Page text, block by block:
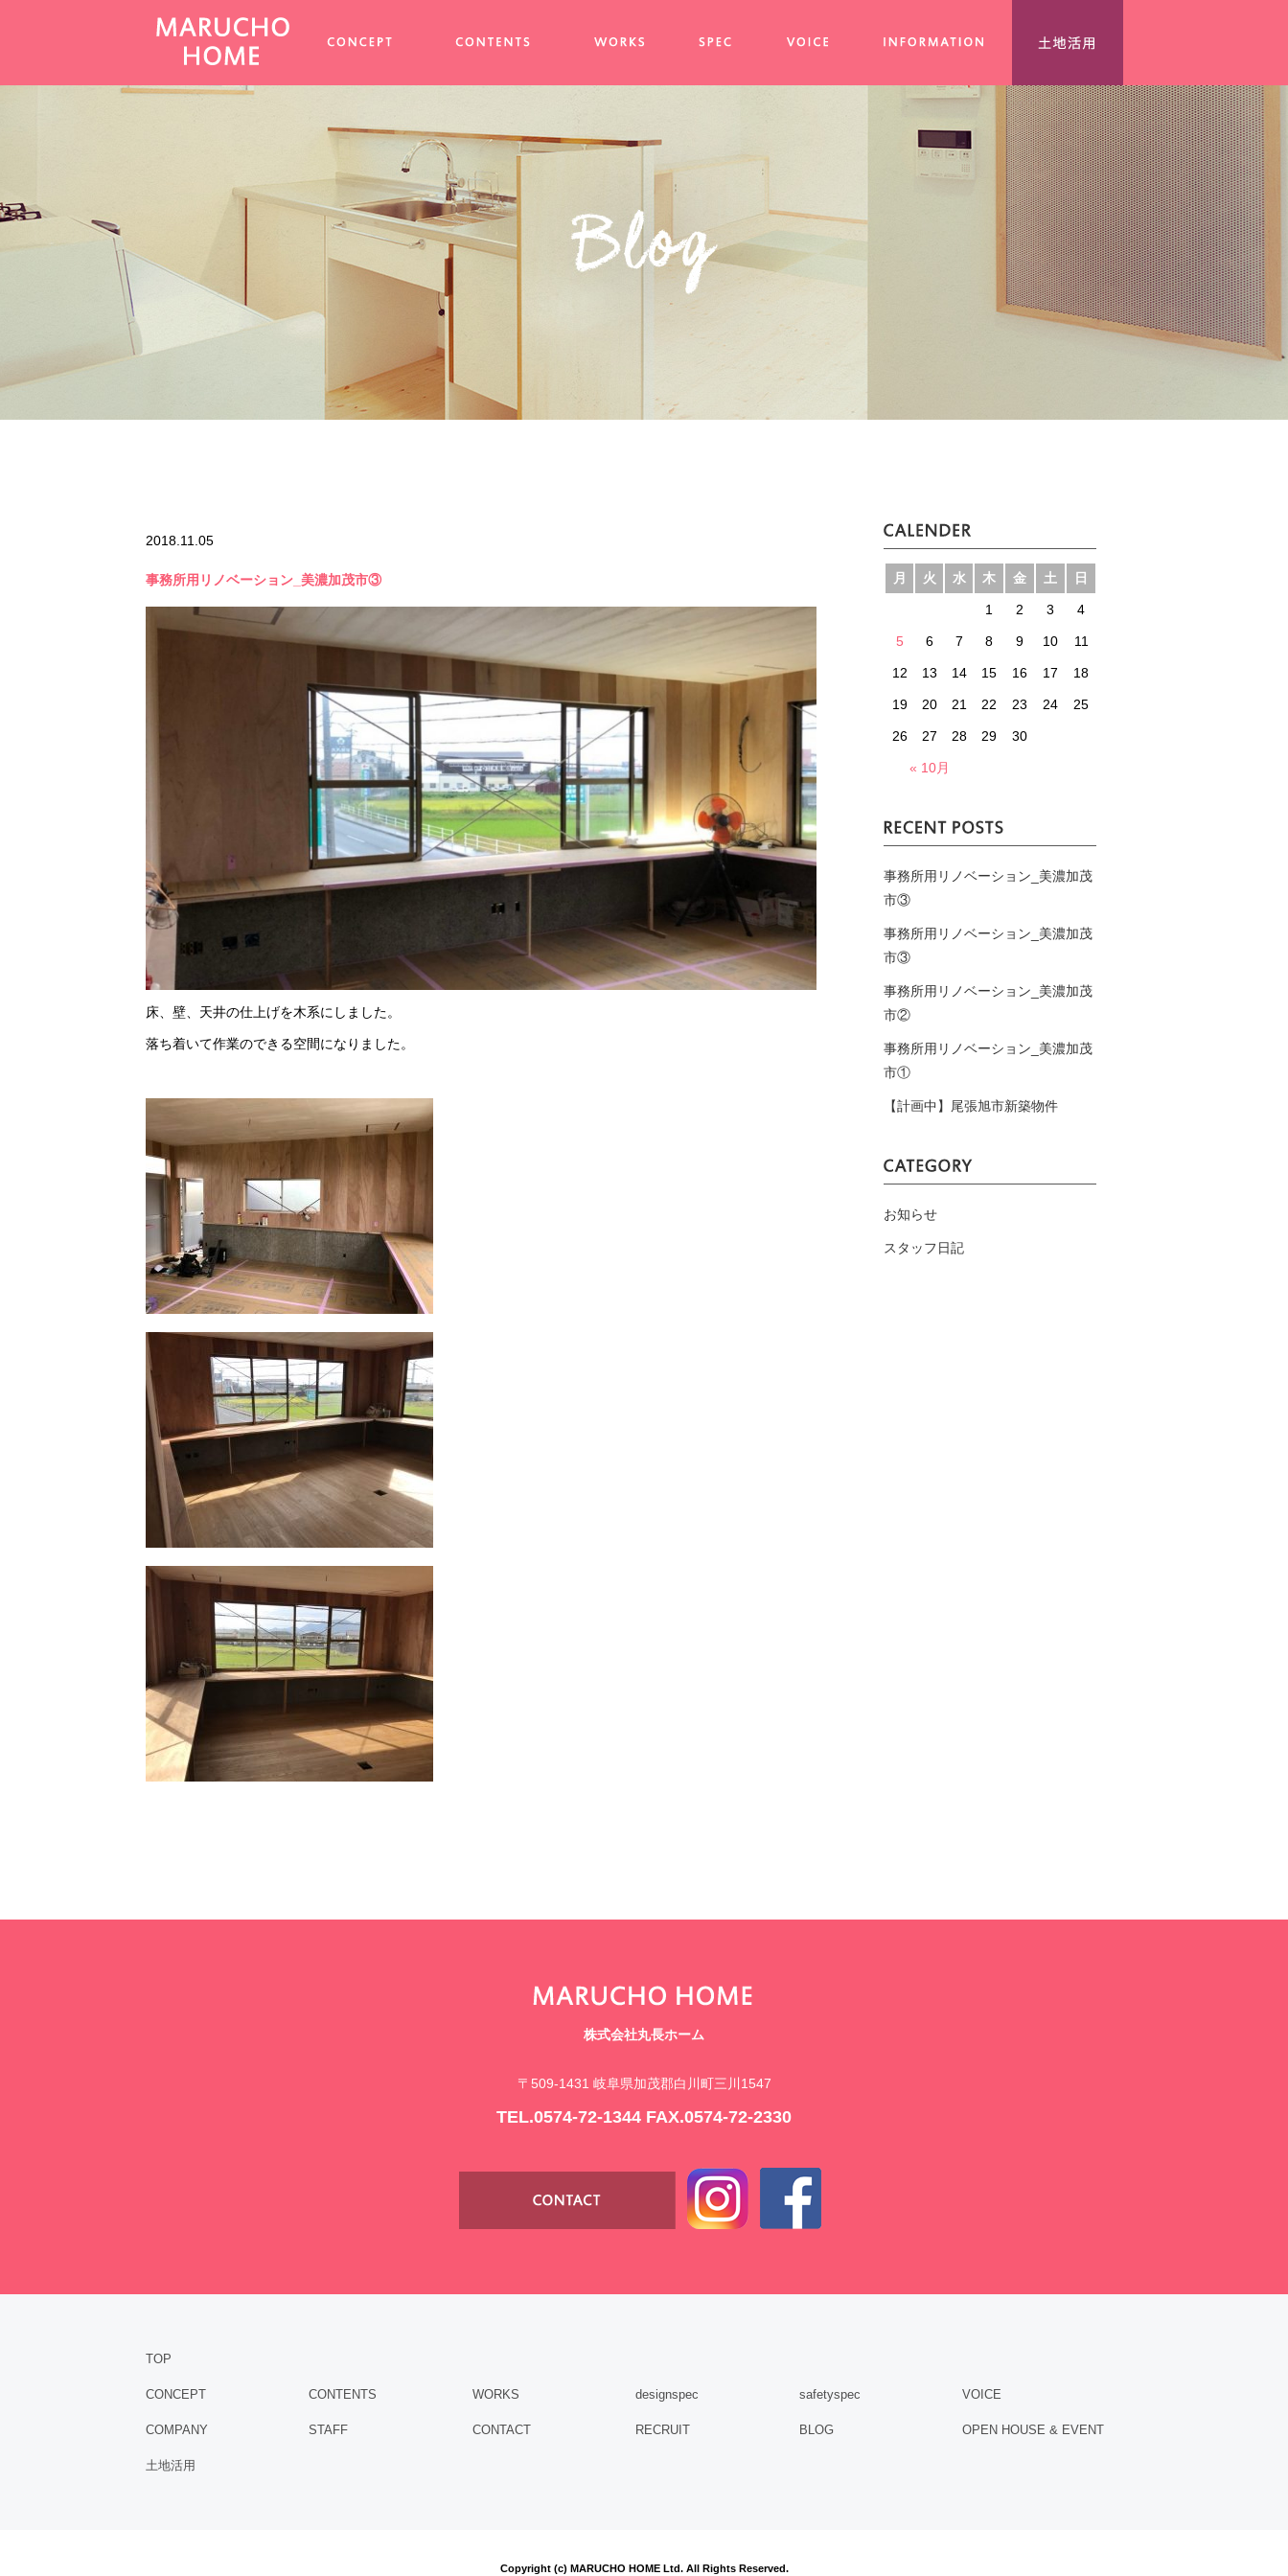
2018.11.05
事務所用リノベーション_美濃加茂市③
床、壁、天井の仕上げを木系にしました。
落ち着いて作業のできる空間になりました。
月 火 水 木 金 土 日
« 10月
1 2 3 4
5 6 7 8 9 10 11
12 13 14 15 16 17 18
19 20 21 22 23 24 25
26 27 28 29 30
事務所用リノベーション_美濃加茂
市③
事務所用リノベーション_美濃加茂
市③
事務所用リノベーション_美濃加茂
市②
事務所用リノベーション_美濃加茂
市①
【計画中】尾張旭市新築物件
お知らせ
スタッフ日記
株式会社丸長ホーム
〒509-1431 岐阜県加茂郡白川町三川1547
TEL.0574-72-1344 FAX.0574-72-2330
TOP
CONCEPT CONTENTS WORKS designspec safetyspec VOICE
COMPANY STAFF CONTACT RECRUIT BLOG OPEN HOUSE & EVENT
土地活用
Copyright (c) MARUCHO HOME Ltd. All Rights Reserved.